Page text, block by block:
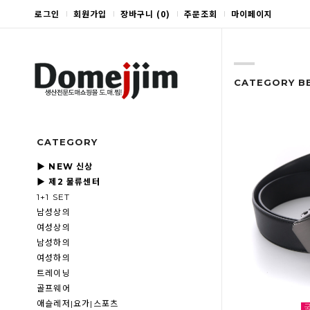
로그인 회원가입 장바구니 (0) 주문조회 마이페이지
CATEGORY
▶ NEW 신상
▶ 제2 물류센터
1+1 SET
남성상의
여성상의
남성하의
여성하의
트레이닝
골프웨어
애슬레저|요가|스포츠
CATEGORY